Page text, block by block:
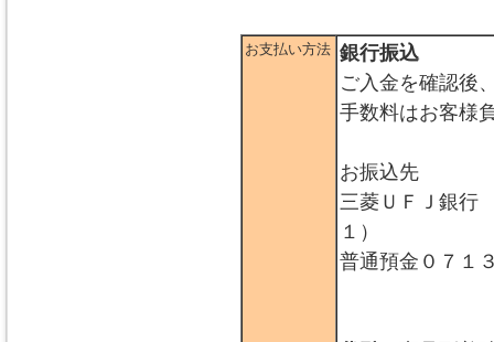
お支払い方法 銀行振込
ご入金を確認後
手数料はお客様
お振込先
三菱ＵＦＪ銀行
１）
普通預金０７１